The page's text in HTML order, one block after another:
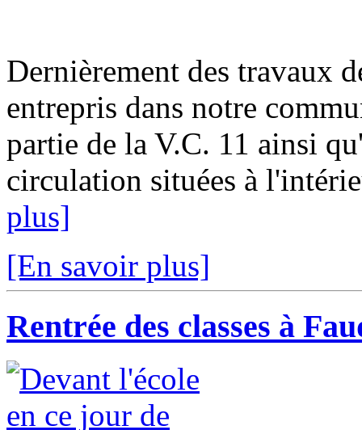
Dernièrement des travaux
entrepris dans notre
partie de la V.C. 11 ainsi
circulation situées à
plus]
[En savoir plus]
Rentrée des classes à